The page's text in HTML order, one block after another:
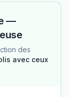
—
des
avec ceux